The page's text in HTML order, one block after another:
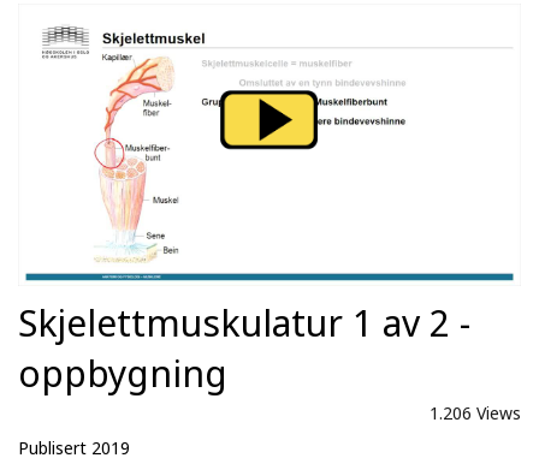
Skjelettmuskulatur 1 av 2 -
oppbygning
1.206 Views
Publisert 2019